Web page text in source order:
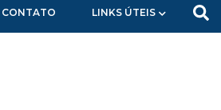
CONTATO LINKS ÚTEIS